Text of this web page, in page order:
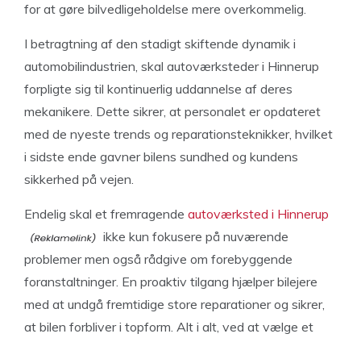
for at gøre bilvedligeholdelse mere overkommelig.
I betragtning af den stadigt skiftende dynamik i
automobilindustrien, skal autoværksteder i Hinnerup
forpligte sig til kontinuerlig uddannelse af deres
mekanikere. Dette sikrer, at personalet er opdateret
med de nyeste trends og reparationsteknikker, hvilket
i sidste ende gavner bilens sundhed og kundens
sikkerhed på vejen.
Endelig skal et fremragende autoværksted i Hinnerup
ikke kun fokusere på nuværende
problemer men også rådgive om forebyggende
foranstaltninger. En proaktiv tilgang hjælper bilejere
med at undgå fremtidige store reparationer og sikrer,
at bilen forbliver i topform. Alt i alt, ved at vælge et